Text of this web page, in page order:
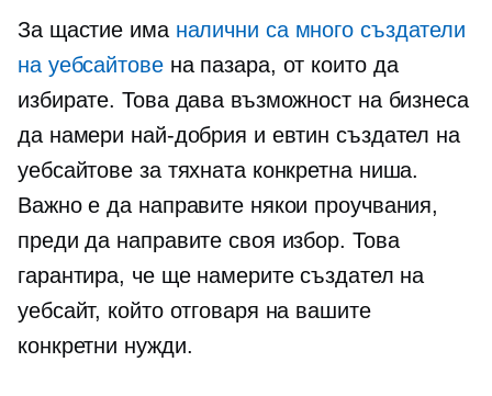
За щастие има налични са много създатели
на уебсайтовена пазара, от които да
избирате. Това дава възможност на бизнеса
да намери най-добрия и евтин създател на
уебсайтове за тяхната конкретна ниша.
Важно е да направите някои проучвания,
преди да направите своя избор. Това
гарантира, че ще намерите създател на
уебсайт, който отговаря на вашите
конкретни нужди.